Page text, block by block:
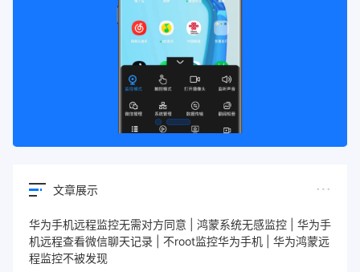
文章展示
华为手机远程监控无需对方同意 | 鸿蒙系统无感监控 | 华为手
机远程查看微信聊天记录 | 不root监控华为手机 | 华为鸿蒙远
程监控不被发现